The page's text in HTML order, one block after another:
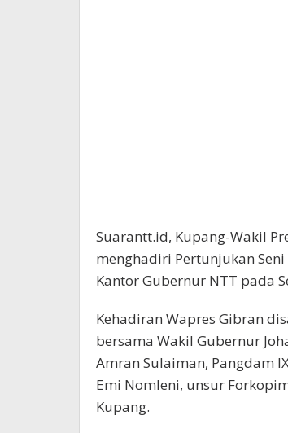
Suarantt.id, Kupang-Wakil
menghadiri Pertunjukan
Kantor Gubernur NTT pada
Kehadiran Wapres Gibran
bersama Wakil Gubernur
Amran Sulaiman, Pangdam
Emi Nomleni, unsur
Kupang.